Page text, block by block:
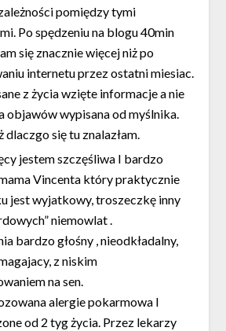
pomiędzy tymi
Po spędzeniu na blogu 40min
się znacznie więcej niż po
internetu przez ostatni miesiac.
z życia wzięte informacje a nie
objawów wypisana od myślnika.
dlaczgo się tu znalazłam.
jestem szczęśliwa I bardzo
Vincenta który praktycznie
jest wyjatkowy, troszeczkę inny
niemowlat .
bardzo głośny , nieodkładalny,
z niskim
na sen.
alergie pokarmowa I
od 2 tyg życia. Przez lekarzy